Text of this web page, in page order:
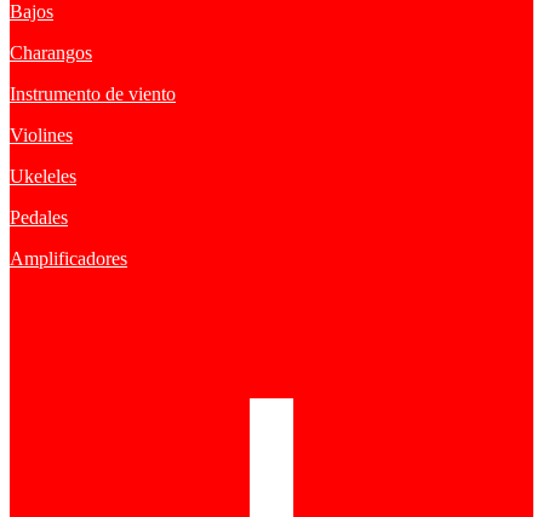
Bajos
Charangos
Instrumento de viento
Violines
Ukeleles
Pedales
Amplificadores